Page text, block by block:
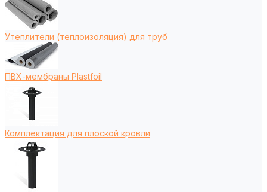
Утеплители (теплоизоляция) для труб
ПВХ-мембраны Plastfoil
Комплектация для плоской кровли